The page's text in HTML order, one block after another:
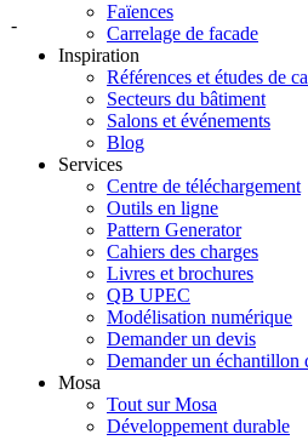
-
Faïences
Carrelage de facade
Inspiration
Références et études de
Secteurs du bâtiment
Salons et événements
Blog
Services
Centre de téléchargement
Outils en ligne
Pattern Generator
Cahiers des charges
Livres et brochures
QB UPEC
Modélisation numérique
Demander un devis
Demander un échantillon
Mosa
Tout sur Mosa
Développement durable